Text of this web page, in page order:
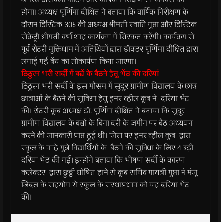
होगा। अध्यक्ष पूर्णिमा दीक्षित ने बताया कि वार्षिक निरीक्षण के
दौरान डिस्टिक 305 की अध्यक्ष श्रीमती स्वाति गुप्ता और डिस्टिक
सेक्रेट्री श्रीमती वर्षा शाह कार्यक्रम में शिरकत करेंगी। कार्यक्रम से
पूर्व रोटरी मुक्तिधाम में अतिथियों द्वारा डॉक्टर पूर्णिमा दीक्षित द्वारा
लगाई गई बेंच का लोकार्पण किया जाएगा।
ठिठुरन भरी सर्दी में बच्चें के बैठने हेतु भेंट की दरियां
ठिठुरन भरी सर्दी के इस मौसम में सुदूर ग्रामीण विद्यालय के छात्र
छात्राओं के बैठने की सुविधा हेतु इनर व्हील क्लब ने दरिया भेंट
की। रोटरी क्लब अध्यक्ष डॉ. पूर्णिमा दीक्षित ने बताया कि सुदूर
ग्रामीण विद्यालय के बच्चों के बिना दरी के जमीन पर बैठ अध्ययन
करने की जानकारी प्राप्त हुई थी। जिस पर इनर व्हील क्लब द्वारा
स्कूल के नन्हे मुन्ने विद्यार्थियों के बैठने की सुविधा के लिए 4 बड़ी
दरिया भेंट की गई। इन्होंने बताया कि भीषण सर्दी के कारण
कलेक्टर द्वारा छुट्टी घोषित हाने से क्लब सचिव गायत्री गुप्ता ने मंजू
जिंदल के सहयोग से स्कूल के संस्थाप्रधान को यह दरिया भेंट
की।